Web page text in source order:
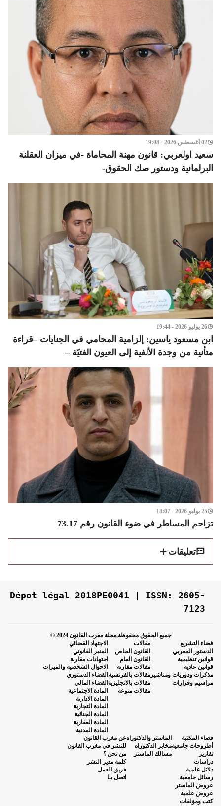
02 أغسطس 2026 - 19:08
سعيد اولعربي: قانون مهنة المحاماة -في ميزان العقلنة
البرلمانية ودستور صك الحقوق-
26 يوليو 2026 - 19:44
ابن مسعود ياسين: إلزامية المحامي في الجنايات –قراءة
متأنية من وجدة الألفية إلى العيون الفتيّة –
25 يوليو 2026 - 18:07
تزاحم المساطر في ضوء القانون رقم 73.17
تعليقات
Dépot légal 2018PE0041 | ISSN: 2605-
7123
جميع الحقوق محفوظة,مجلة مغرب القانون 2024 ©
فضاء التشريع
الدستور المغربي
قوانين تنظيمية
قوانين عادية
مذكرات ودوريات ومناشير
مراسيم وقرارات
مقالات
القانون الخاص
القانون العام
مقالات مقارنة
مقالات بالفرنسية
مقالات بالانجليزية
مقالات منوعة
الاجتهاد القضائي
المنبر القانوني
اجتهادات مقارنة
الاحوال الشخصية والميراث
القضاء الدستوري
القضاء المالي
المادة الاجتماعية
المادة الادارية
المادة التجارية
المادة الجنائية
المادة العقارية
المادة المدنية
فضاء المكتبة
أطروحات جامعية
تقارير
دراسات
دلائل علمية
رسائل جامعية
عروض الماستر
عروض علمية
كتب ومؤلفات
الماستر والدكتوراه
مخابر الدكتوراه
مسالك الماستر
عن مغرب القانون
للنشر في مغرب القانون
من نحن ؟
كلمة مدير النشر
فريق العمل
اتصل بنا